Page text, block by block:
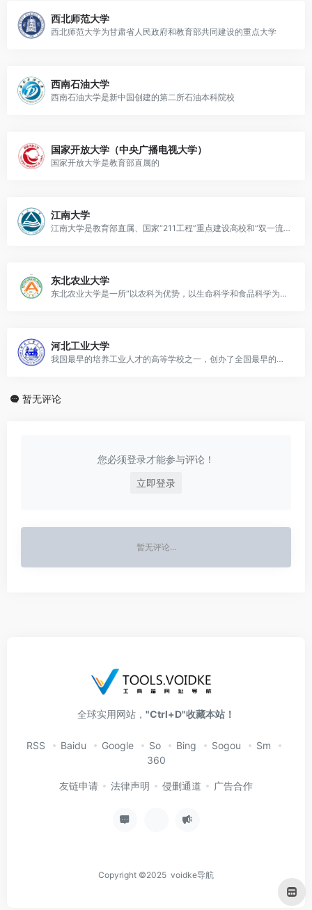
西北师范大学
西北师范大学为甘肃省人民政府和教育部共同建设的重点大学
西南石油大学
西南石油大学是新中国创建的第二所石油本科院校
国家开放大学（中央广播电视大学）
国家开放大学是教育部直属的
江南大学
江南大学是教育部直属、国家“211工程”重点建设高校和“双一流”建设高校
东北农业大学
东北农业大学是一所“以农科为优势，以生命科学和食品科学为特色
河北工业大学
我国最早的培养工业人才的高等学校之一，创办了全国最早的高校校办工厂
暂无评论
您必须登录才能参与评论！
立即登录
暂无评论...
全球实用网站， "Ctrl+D"收藏本站！
RSS Baidu Google So Bing Sogou
Sm
360
友链申请 法律声明 侵删通道 广告合作
Copyright ©2025 voidke导航